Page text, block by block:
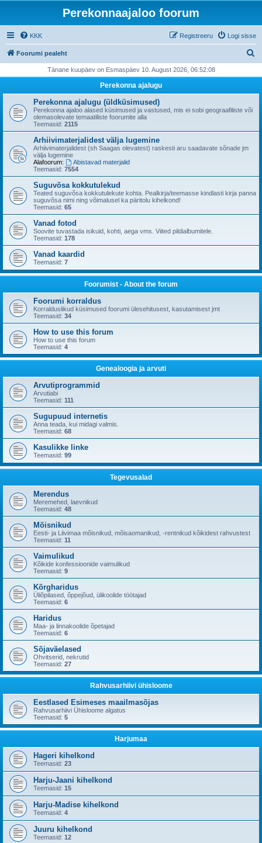
Perekonnaajaloo foorum
KKK Logi sisse
Registreeru
Foorumi pealeht
i
Tänane kuupäev on Esmaspäev 10. August 2026, 06:52:08
Perekonna ajalugu
Perekonna ajalugu (üldküsimused)
Perekonna ajaloo alased küsimused ja vastused, mis ei sobi geograafiliste või
olemasolevate temaatiliste foorumite alla
Teemasid: 2115
Arhiivimaterjalidest välja lugemine
Arhiivimaterjalidest (sh Saagas olevatest) raskesti aru saadavate sõnade jm
välja lugemine
Alafoorum:
Abistavad materjalid
Teemasid: 7554
Suguvõsa kokkutulekud
Teated suguvõsa kokkutulekute kohta. Pealkirja/teemasse kindlasti kirja panna
suguvõsa nimi ning võimalusel ka päritolu kihelkond!
Teemasid: 65
Vanad fotod
Soovite tuvastada isikuid, kohti, aega vms. Viited pildialbumitele.
Teemasid: 178
Vanad kaardid
Teemasid: 7
Foorumist - About the forum
Foorumi korraldus
Korralduslikud küsimused foorumi ülesehitusest, kasutamisest jmt
Teemasid: 34
How to use this forum
How to use this forum
Teemasid: 4
Genealoogia ja arvuti
Arvutiprogrammid
Arvutiabi
Teemasid: 111
Sugupuud internetis
Anna teada, kui midagi valmis.
Teemasid: 68
Kasulikke linke
Teemasid: 99
Tegevusalad
Merendus
Meremehed, laevnikud
Teemasid: 48
Mõisnikud
Eesti- ja Liivimaa mõisnikud, mõisaomanikud, -rentnikud kõikidest rahvustest
Teemasid: 11
Vaimulikud
Kõikide konfessioonide vaimulikud
Teemasid: 9
Kõrgharidus
Üliõpilased, õppejõud, ülikoolide töötajad
Teemasid: 6
Haridus
Maa- ja linnakoolide õpetajad
Teemasid: 6
Sõjaväelased
Ohvitserid, nekrutid
Teemasid: 27
Rahvusarhiivi ühisloome
Eestlased Esimeses maailmasõjas
Rahvusarhiivi Ühisloome algatus
Teemasid: 5
Harjumaa
Hageri kihelkond
Teemasid: 23
Harju-Jaani kihelkond
Teemasid: 15
Harju-Madise kihelkond
Teemasid: 4
Juuru kihelkond
Teemasid: 12